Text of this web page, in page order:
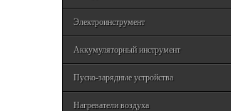
Электроинструмент
Аккумуляторный инструмент
Пуско-зарядные устройства
Нагреватели воздуха